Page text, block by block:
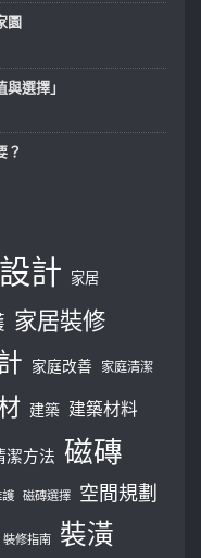
園
選擇」
？
計 家居
家居裝修
家庭改善 家庭清潔
建築 建築材料
潔方法 磁磚
磁磚選擇 空間規劃
裝修指南 裝潢